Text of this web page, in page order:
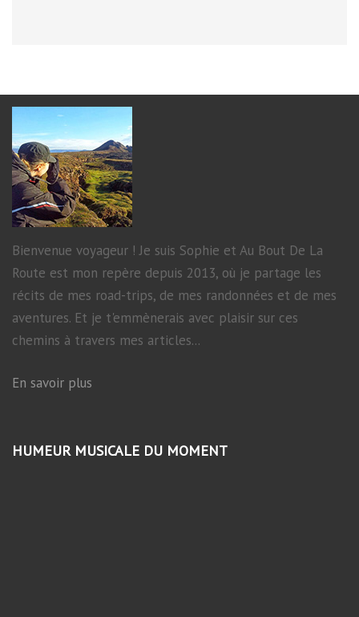
Bienvenue voyageur ! Je suis Sophie et Au Bout De La
Route est mon repère depuis 2013, où je partage les
récits de mes road-trips, de mes randonnées et de mes
aventures. Et je t'emmènerais avec plaisir sur ces
chemins à travers mes articles...
En savoir plus
HUMEUR MUSICALE DU MOMENT